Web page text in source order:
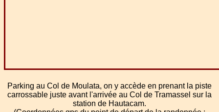
Parking au Col de Moulata, on y accède en prenant la piste
carrossable juste avant l'arrivée au Col de Tramassel sur la
station de Hautacam.